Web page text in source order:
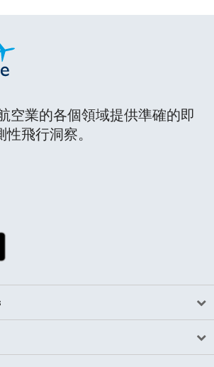
空業的各個領域提供準確的即
飛行洞察。